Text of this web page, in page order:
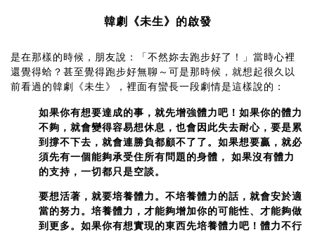
韓劇《未生》的啟發
是在那樣的時候，朋友說：「不然妳去跑步好了！」當時心裡
還覺得蛤？甚至覺得跑步好無聊～可是那時候，就想起很久以
前看過的韓劇《未生》，裡面有蠻長一段劇情是這樣說的：
如果你有想要達成的事，就先增強體力吧！如果你的體力
不夠，就會變得容易想休息，也會因此失去耐心，要是累
到撐不下去，就會連勝負都顧不了了。如果想要贏，就必
須先有一個能夠承受住所有問題的身體，
如果沒有體力
的支持，一切都只是空談。
要想活著，就要培養體力。不培養體力的話，就會安於適
當的努力。培養體力，才能夠增加你的可能性、才能夠做
到更多。如果你有想實現的東西先培養體力吧！體力不行